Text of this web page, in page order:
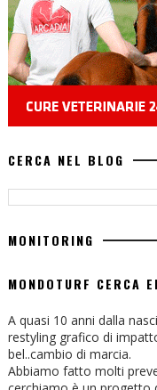
CERCA NEL BLOG
MONITORING
MONDOTURF CERCA
A quasi 10 anni dalla
restyling grafico di
bel..cambio di marcia.
Abbiamo fatto molti